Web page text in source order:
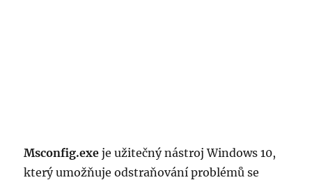
Msconfig.exe je užitečný nástroj Windows 10,
který umožňuje odstraňování problémů se